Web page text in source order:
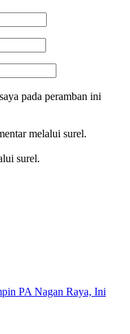
pada peramban ini
melalui surel.
surel.
PA Nagan Raya, Ini